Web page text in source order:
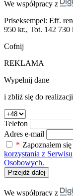
We współpracy z
Priseksempel: Eff.
950 kr., Tot. 142 730
Cofnij
REKLAMA
Wypełnij dane
i zbliż się do
Telefon
Adres e-mail
* Zapoznałem
korzystania z Serwisu
Osobowych.
Przejdź dalej
We współpracy z